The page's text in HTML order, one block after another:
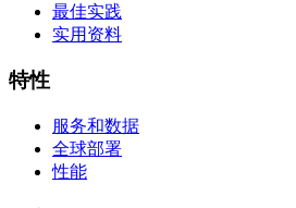
最佳实践
实用资料
特性
服务和数据
全球部署
性能